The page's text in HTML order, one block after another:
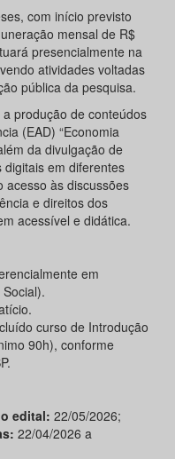
com início previsto
mensal de R$
presencialmente na
atividades voltadas
pública da pesquisa.
produção de conteúdos
(EAD) “Economia
da divulgação de
em diferentes
acesso às discussões
e direitos dos
acessível e didática.
em
curso de Introdução
90h), conforme
edital: 22/05/2026;
22/04/2026 a